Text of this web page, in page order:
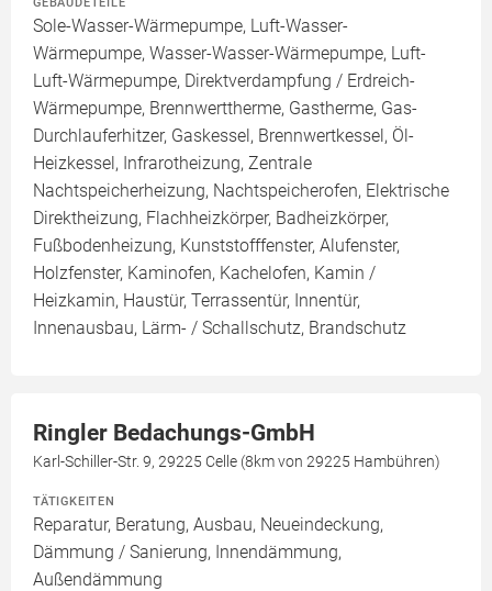
Sole-Wasser-Wärmepumpe, Luft-Wasser-
Wärmepumpe, Wasser-Wasser-Wärmepumpe, Luft-
Luft-Wärmepumpe, Direktverdampfung / Erdreich-
Wärmepumpe, Brennwerttherme, Gastherme, Gas-
Durchlauferhitzer, Gaskessel, Brennwertkessel, Öl-
Heizkessel, Infrarotheizung, Zentrale
Nachtspeicherheizung, Nachtspeicherofen, Elektrische
Direktheizung, Flachheizkörper, Badheizkörper,
Fußbodenheizung, Kunststofffenster, Alufenster,
Holzfenster, Kaminofen, Kachelofen, Kamin /
Heizkamin, Haustür, Terrassentür, Innentür,
Innenausbau, Lärm- / Schallschutz, Brandschutz
Ringler Bedachungs-GmbH
Karl-Schiller-Str. 9, 29225 Celle (8km von 29225 Hambühren)
TÄTIGKEITEN
Reparatur, Beratung, Ausbau, Neueindeckung,
Dämmung / Sanierung, Innendämmung,
Außendämmung